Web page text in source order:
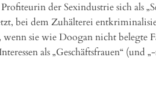
der Sexindustrie sich als
bei dem Zuhälterei
sie wie Doogan nicht belegte
als „Geschäftsfrauen“ (und